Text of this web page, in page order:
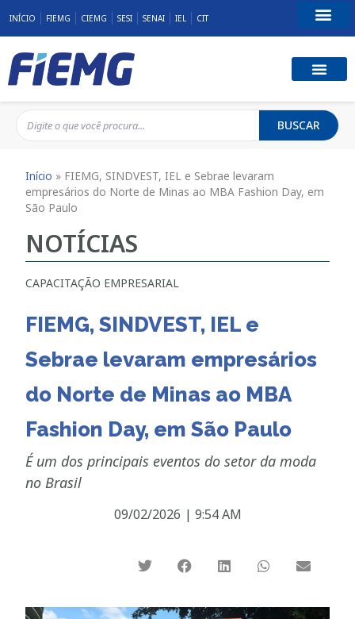
INÍCIO FIEMG CIEMG SESI SENAI IEL CIT
BUSCAR
Início » FIEMG, SINDVEST, IEL e Sebrae levaram
empresários do Norte de Minas ao MBA Fashion Day, em
São Paulo
NOTÍCIAS
CAPACITAÇÃO EMPRESARIAL
FIEMG, SINDVEST, IEL e
Sebrae levaram empresários
do Norte de Minas ao MBA
Fashion Day, em São Paulo
É um dos principais eventos do setor da moda
no Brasil
09/02/2026 | 9:54 AM